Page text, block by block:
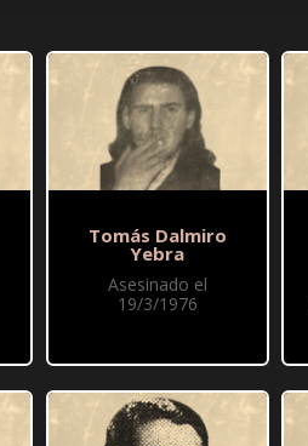
Tomás Dalmiro
Yebra
Asesinado el
19/3/1976